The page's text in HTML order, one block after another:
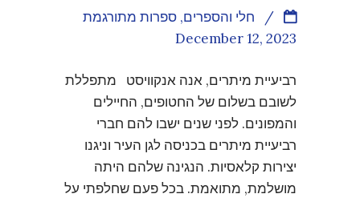
חלי והספרים, ספרות מתורגמת
/
December 12, 2023
רביעיית מיתרים, אנה אנקוויסט מתפללת
לשובם בשלום של החטופים, החיילים
והמפונים. לפני שנים ישבו להם חברי
רביעיית מיתרים בכניסה לגן העיר וניגנו
יצירות קלאסיות. הנגינה שלהם היתה
מושלמת, מתואמת. בכל פעם שחלפתי על